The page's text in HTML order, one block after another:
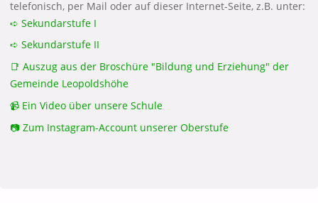
telefonisch, per Mail oder auf dieser Internet-Seite, z.B. unter:
➪ Sekundarstufe I
➪ Sekundarstufe II
📑 Auszug aus der Broschüre "Bildung und Erziehung" der
Gemeinde Leopoldshöhe
📹 Ein Video über unsere Schule
📷 Zum Instagram-Account unserer Oberstufe